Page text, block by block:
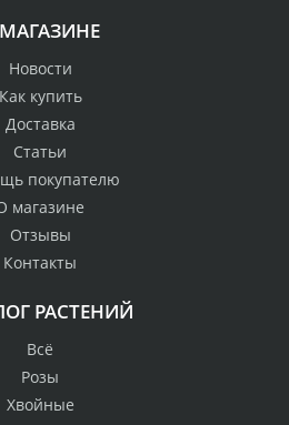
Новости
Как купить
Доставка
Статьи
покупателю
магазине
Отзывы
Контакты
РАСТЕНИЙ
Всё
Розы
Хвойные